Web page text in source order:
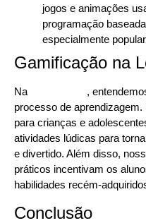
jogos e animações
programação
especialmente
Gamificação na
Na
,
processo de
para crianças e
atividades lúdicas para
e divertido. Além disso,
práticos incentivam os
habilidades recém-
Conclusão